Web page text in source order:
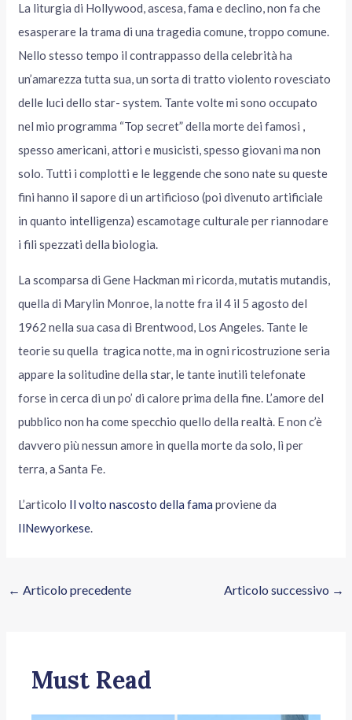
La liturgia di Hollywood, ascesa, fama e declino, non fa che
esasperare la trama di una tragedia comune, troppo comune.
Nello stesso tempo il contrappasso della celebrità ha
un’amarezza tutta sua, un sorta di tratto violento rovesciato
delle luci dello star- system. Tante volte mi sono occupato
nel mio programma “Top secret” della morte dei famosi ,
spesso americani, attori e musicisti, spesso giovani ma non
solo. Tutti i complotti e le leggende che sono nate su queste
fini hanno il sapore di un artificioso (poi divenuto artificiale
in quanto intelligenza) escamotage culturale per riannodare
i fili spezzati della biologia.
La scomparsa di Gene Hackman mi ricorda, mutatis mutandis,
quella di Marylin Monroe, la notte fra il 4 il 5 agosto del
1962 nella sua casa di Brentwood, Los Angeles. Tante le
teorie su quella tragica notte, ma in ogni ricostruzione seria
appare la solitudine della star, le tante inutili telefonate
forse in cerca di un po’ di calore prima della fine. L’amore del
pubblico non ha come specchio quello della realtà. E non c’è
davvero più nessun amore in quella morte da solo, lì per
terra, a Santa Fe.
L’articolo Il volto nascosto della fama proviene da
IlNewyorkese.
← Articolo precedente Articolo successivo →
Must Read